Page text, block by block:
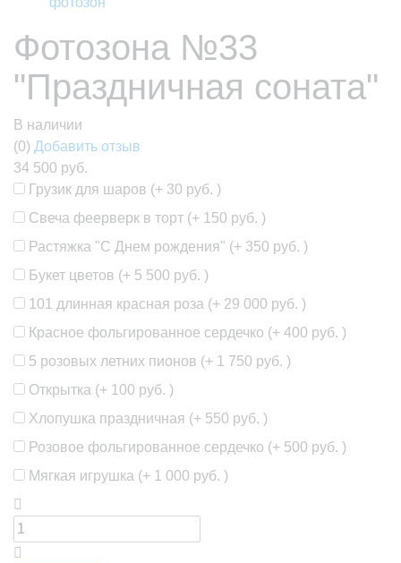
Фотозона №33
"Праздничная соната"
В наличии
(0) Добавить отзыв
34 500 руб.
Грузик для шаров (+ 30 руб. )
Свеча феерверк в торт (+ 150 руб. )
Растяжка "С Днем рождения" (+ 350 руб. )
Букет цветов (+ 5 500 руб. )
101 длинная красная роза (+ 29 000 руб. )
Красное фольгированное сердечко (+ 400 руб. )
5 розовых летних пионов (+ 1 750 руб. )
Открытка (+ 100 руб. )
Хлопушка праздничная (+ 550 руб. )
Розовое фольгированное сердечко (+ 500 руб. )
Мягкая игрушка (+ 1 000 руб. )